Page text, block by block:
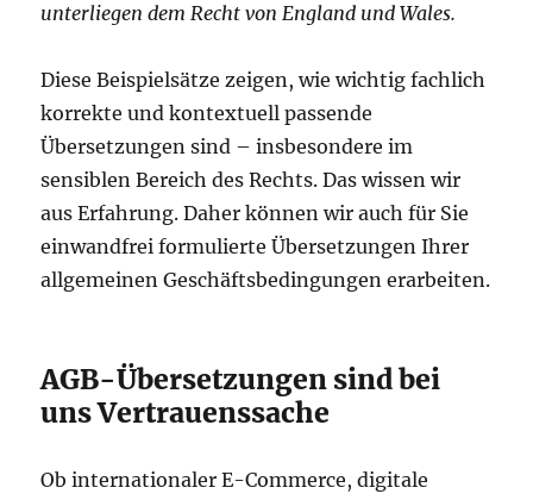
unterliegen dem Recht von England und Wales.
Diese Beispielsätze zeigen, wie wichtig fachlich
korrekte und kontextuell passende
Übersetzungen sind – insbesondere im
sensiblen Bereich des Rechts. Das wissen wir
aus Erfahrung. Daher können wir auch für Sie
einwandfrei formulierte Übersetzungen Ihrer
allgemeinen Geschäftsbedingungen erarbeiten.
AGB-Übersetzungen sind bei
uns Vertrauenssache
Ob internationaler E-Commerce, digitale